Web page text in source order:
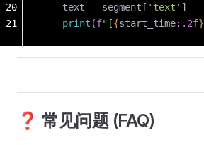
    text
= segment[ 'text' ]
    print
(f"[{start_time:.2f}
20
21
❓ 常见问题 (FAQ)